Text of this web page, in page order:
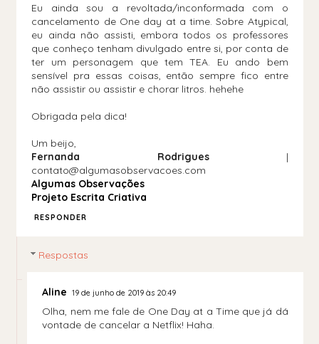
Eu ainda sou a revoltada/inconformada com o
cancelamento de One day at a time. Sobre Atypical,
eu ainda não assisti, embora todos os professores
que conheço tenham divulgado entre si, por conta de
ter um personagem que tem TEA. Eu ando bem
sensível pra essas coisas, então sempre fico entre
não assistir ou assistir e chorar litros. hehehe
Obrigada pela dica!
Um beijo,
Fernanda Rodrigues|
contato@algumasobservacoes.com
Algumas Observações
Projeto Escrita Criativa
RESPONDER
Respostas
Aline 19 de junho de 2019 às 20:49
Olha, nem me fale de One Day at a Time que já dá
vontade de cancelar a Netflix! Haha.